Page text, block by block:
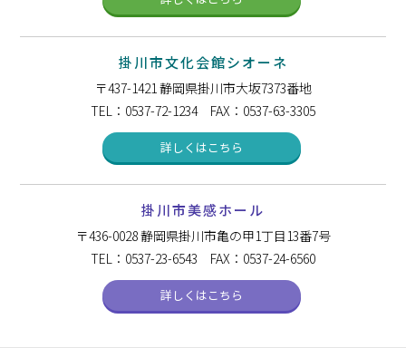
掛川市文化会館シオーネ
〒437-1421 静岡県掛川市大坂7373番地
TEL：0537-72-1234 FAX：0537-63-3305
詳しくはこちら
掛川市美感ホール
〒436-0028静岡県掛川市亀の甲1丁目13番7号
TEL：0537-23-6543 FAX：0537-24-6560
詳しくはこちら